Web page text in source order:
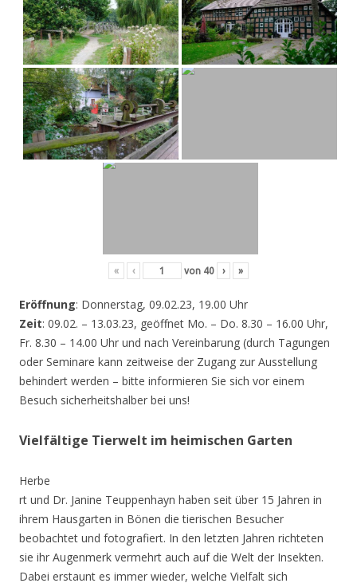
« ‹ von 40 › »
Eröffnung: Donnerstag, 09.02.23, 19.00 Uhr
Zeit: 09.02. – 13.03.23, geöffnet Mo. – Do. 8.30 – 16.00 Uhr,
Fr. 8.30 – 14.00 Uhr und nach Vereinbarung (durch Tagungen
oder Seminare kann zeitweise der Zugang zur Ausstellung
behindert werden – bitte informieren Sie sich vor einem
Besuch sicherheitshalber bei uns!
Vielfältige Tierwelt im heimischen Garten
Herbe
rt und Dr. Janine Teuppenhayn haben seit über 15 Jahren in
ihrem Hausgarten in Bönen die tierischen Besucher
beobachtet und fotografiert. In den letzten Jahren richteten
sie ihr Augenmerk vermehrt auch auf die Welt der Insekten.
Dabei erstaunt es immer wieder, welche Vielfalt sich